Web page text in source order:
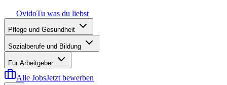
OvidoTu was du liebst
Pflege und Gesundheit
Sozialberufe und Bildung
Für Arbeitgeber
Alle JobsJetzt bewerben